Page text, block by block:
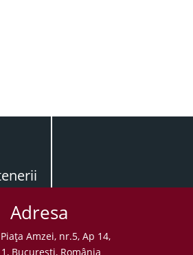
Adresa
Amzei, nr.5, Ap 14,
Bucureşti, România